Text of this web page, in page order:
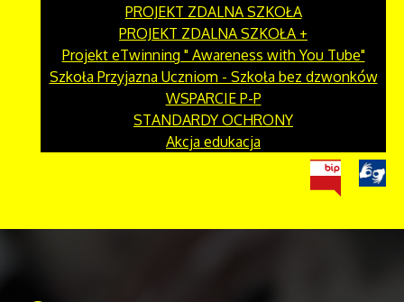
PROJEKT ZDALNA SZKOŁA
PROJEKT ZDALNA SZKOŁA +
Projekt eTwinning " Awareness with You Tube"
Szkoła Przyjazna Uczniom - Szkoła bez dzwonków
WSPARCIE P-P
STANDARDY OCHRONY
Akcja edukacja